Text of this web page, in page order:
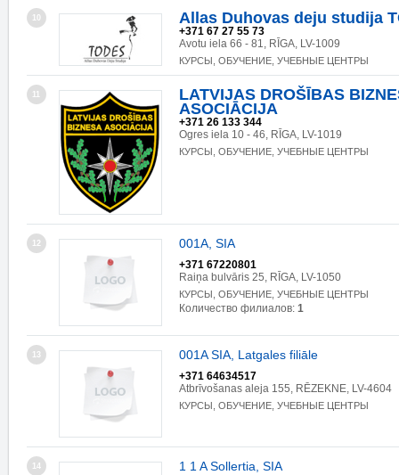
10 Allas Duhovas deju studija
+371 67 27 55 73
Avotu iela 66 - 81, RĪGA, LV-1009
КУРСЫ, ОБУЧЕНИЕ, УЧЕБНЫЕ ЦЕНТРЫ
11
LATVIJAS DROŠĪBAS
ASOCIĀCIJA
+371 26 133 344
Ogres iela 10 - 46, RĪGA, LV-1019
КУРСЫ, ОБУЧЕНИЕ, УЧЕБНЫЕ ЦЕНТРЫ
12 001A, SIA
+371 67220801
Raiņa bulvāris 25, RĪGA, LV-1050
КУРСЫ, ОБУЧЕНИЕ, УЧЕБНЫЕ ЦЕНТРЫ
Количество филиалов: 1
13 001A SIA, Latgales filiāle
+371 64634517
Atbrīvošanas aleja 155, RĒZEKNE, LV-4604
КУРСЫ, ОБУЧЕНИЕ, УЧЕБНЫЕ ЦЕНТРЫ
14 1 1 A Sollertia, SIA